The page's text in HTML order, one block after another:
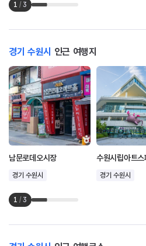
1 / 3
경기 수원시 인근 여행지
남문로데오시장
경기 수원시 경기 수원시
1 / 3